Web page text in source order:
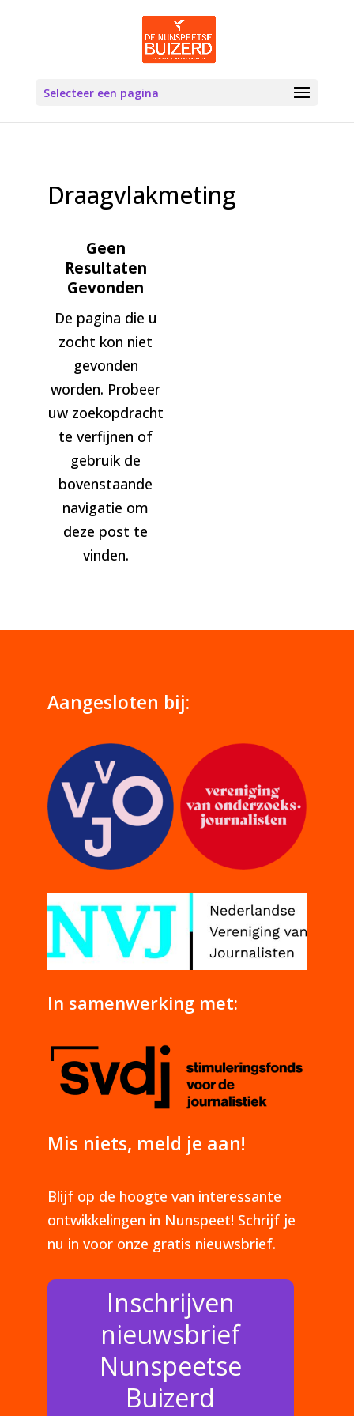
Selecteer een pagina
Draagvlakmeting
Geen
Resultaten
Gevonden
De pagina die u
zocht kon niet
gevonden
worden. Probeer
uw zoekopdracht
te verfijnen of
gebruik de
bovenstaande
navigatie om
deze post te
vinden.
Aangesloten bij:
In samenwerking met:
Mis niets, meld je aan!
Blijf op de hoogte van interessante
ontwikkelingen in Nunspeet! Schrijf je
nu in voor onze gratis nieuwsbrief.
Inschrijven
nieuwsbrief
Nunspeetse
Buizerd